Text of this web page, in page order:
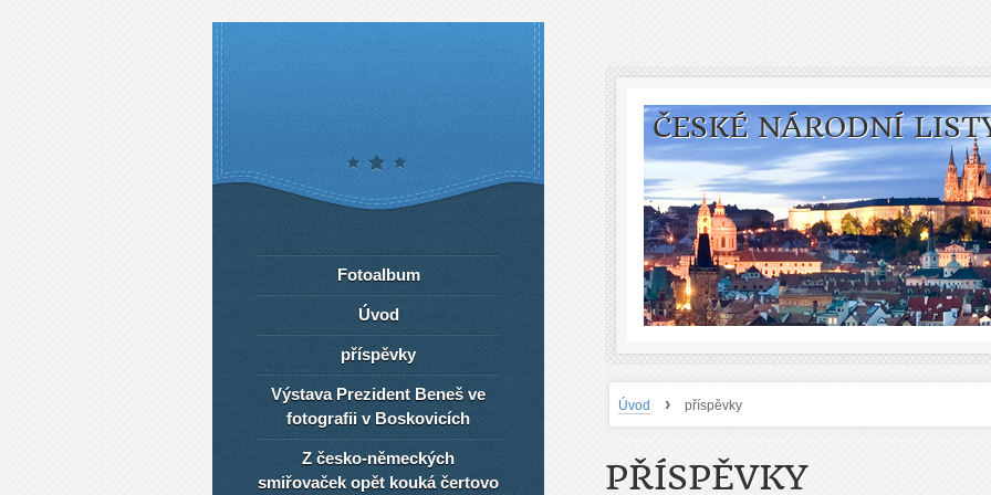
ČESKÉ NÁRODNÍ
Úvod › příspěvky
PŘÍSPĚVKY
Fotoalbum
Úvod
příspěvky
Výstava Prezident Beneš ve
fotografii v Boskovicích
Z česko-německých
smiřovaček opět kouká čertovo